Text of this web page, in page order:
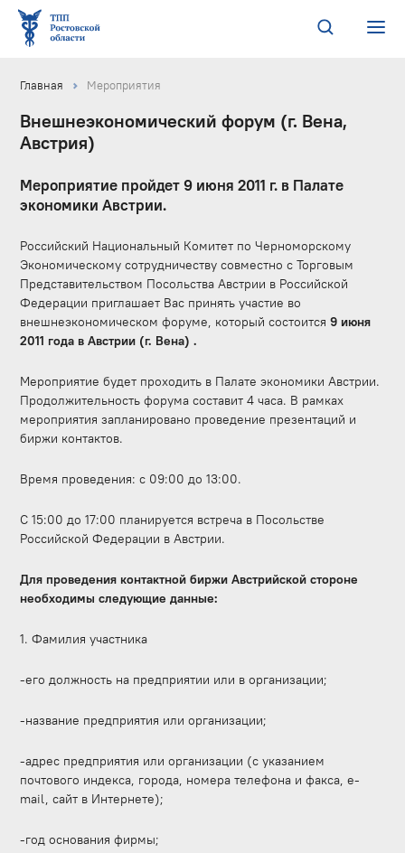
Главная Мероприятия
Внешнеэкономический форум (г. Вена,
Австрия)
Мероприятие пройдет 9 июня 2011 г. в Палате
экономики Австрии.
Российский Национальный Комитет по Черноморскому
Экономическому сотрудничеству совместно с Торговым
Представительством Посольства Австрии в Российской
Федерации приглашает Вас принять участие во
внешнеэкономическом форуме, который состоится9 июня
2011 года в Австрии (г. Вена) .
Мероприятие будет проходить в Палате экономики Австрии.
Продолжительность форума составит 4 часа. В рамках
мероприятия запланировано проведение презентаций и
биржи контактов.
Время проведения: с 09:00 до 13:00.
С 15:00 до 17:00 планируется встреча в Посольстве
Российской Федерации в Австрии.
Для проведения контактной биржи Австрийской стороне
необходимы следующие данные:
1. Фамилия участника
-его должность на предприятии или в организации;
-название предприятия или организации;
-адрес предприятия или организации (с указанием
почтового индекса, города, номера телефона и факса, e-
mail, сайт в Интернете);
-год основания фирмы;